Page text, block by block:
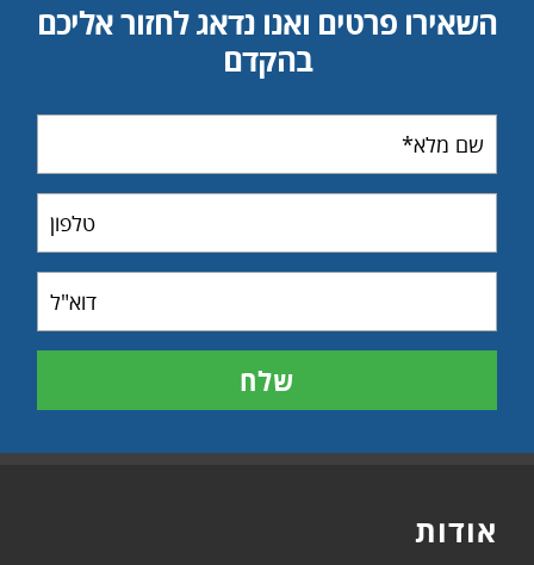
השאירו פרטים ואנו נדאג לחזור אליכם
בהקדם
מלא
אודות